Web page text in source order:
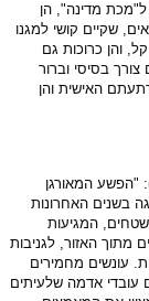
ל"מכת מדינה", הן
שקיים קושי למגנו
והן כרוכות גם
צורך בסיסי וברור
האישית והן
"הפשע המאורגן
בשנים האחרונות
המגיעות
מתוך האזור, לגניבות
עונשים מחמירים
עובדי אדמה שלעיתים